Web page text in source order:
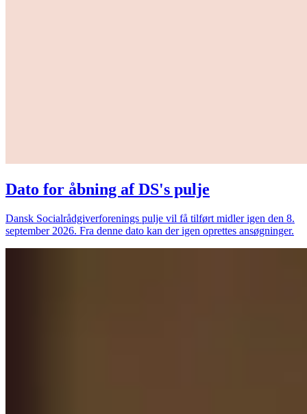
Dato for åbning af DS's pulje
Dansk Socialrådgiverforenings pulje vil få tilført midler igen den 8.
september 2026. Fra denne dato kan der igen oprettes ansøgninger.